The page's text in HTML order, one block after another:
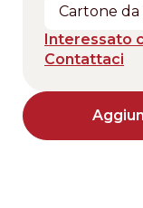
Cartone da
Interessato
Contattaci